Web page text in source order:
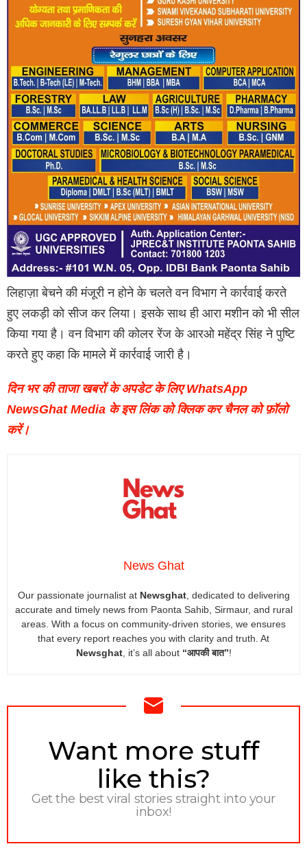
लिहाज़ा बेचने की मंजूरी न होने के चलते वन विभाग ने कार्रवाई करते
हुए लकड़ी को सीज कर लिया। इसके साथ ही आरा मशीन को भी सील
किया गया है। वन विभाग की कोलर रेंज के आरओ महेंद्र सिंह ने पुष्टि
करते हुए कहा कि मामले में कार्रवाई जारी है।
दिन भर की ताजा खबरों के अपडेट के लिए WhatsApp
NewsGhat Media के इस लिंक को क्लिक कर चैनल को फ़ॉलो
करें।
News Ghat
Our passionate journalist at Newsghat, dedicated to delivering
accurate and timely news from Paonta Sahib, Sirmaur, and rural
areas. With a focus on community-driven stories, we ensures
that every report reaches you with clarity and truth. At
Newsghat, it’s all about “आपकी बात”!
NEWSLETTER
Want more stuff
like this?
Get the best viral stories straight into your
inbox!